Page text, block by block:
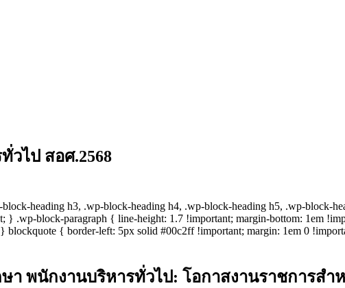
วไป สอศ.2568
heading h3, .wp-block-heading h4, .wp-block-heading h5, .wp-block-
} .wp-block-paragraph { line-height: 1.7 !important; margin-bottom: 1em
{ border-left: 5px solid #00c2ff !important; margin: 1em 0
พนักงานบริหารทั่วไป: โอกาสงานราชการสำ